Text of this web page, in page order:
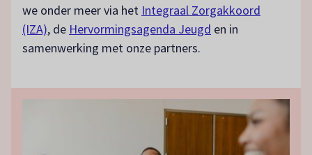
we onder meer via het Integraal Zorgakkoord
(IZA), de Hervormingsagenda Jeugd en in
samenwerking met onze partners.